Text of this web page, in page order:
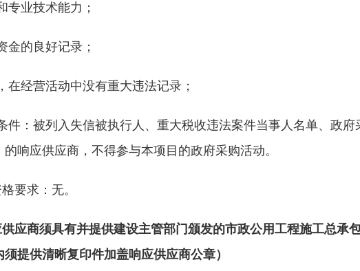
专业技术能力；
金的良好记录；
在经营活动中没有重大违法记录；
件：被列入失信被执行人、重大税收违法案件当事人名单、政
的响应供应商，不得参与本项目的政府采购活动。
要求： 无。
应商须具有并提供建设主管部门颁发的市政公用工程施工总承
须提供清晰复印件加盖响应供应商公章）